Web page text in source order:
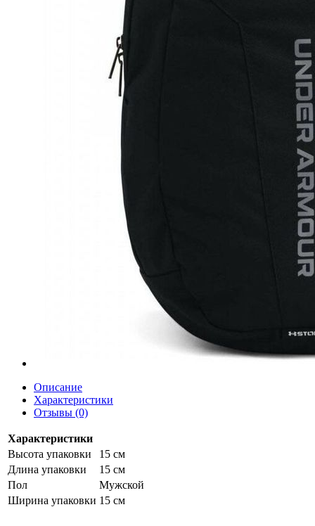
Описание
Характеристики
Отзывы (0)
Характеристики
Высота упаковки
15 см
Длина упаковки
15 см
Пол
Мужской
Ширина упаковки 15 см